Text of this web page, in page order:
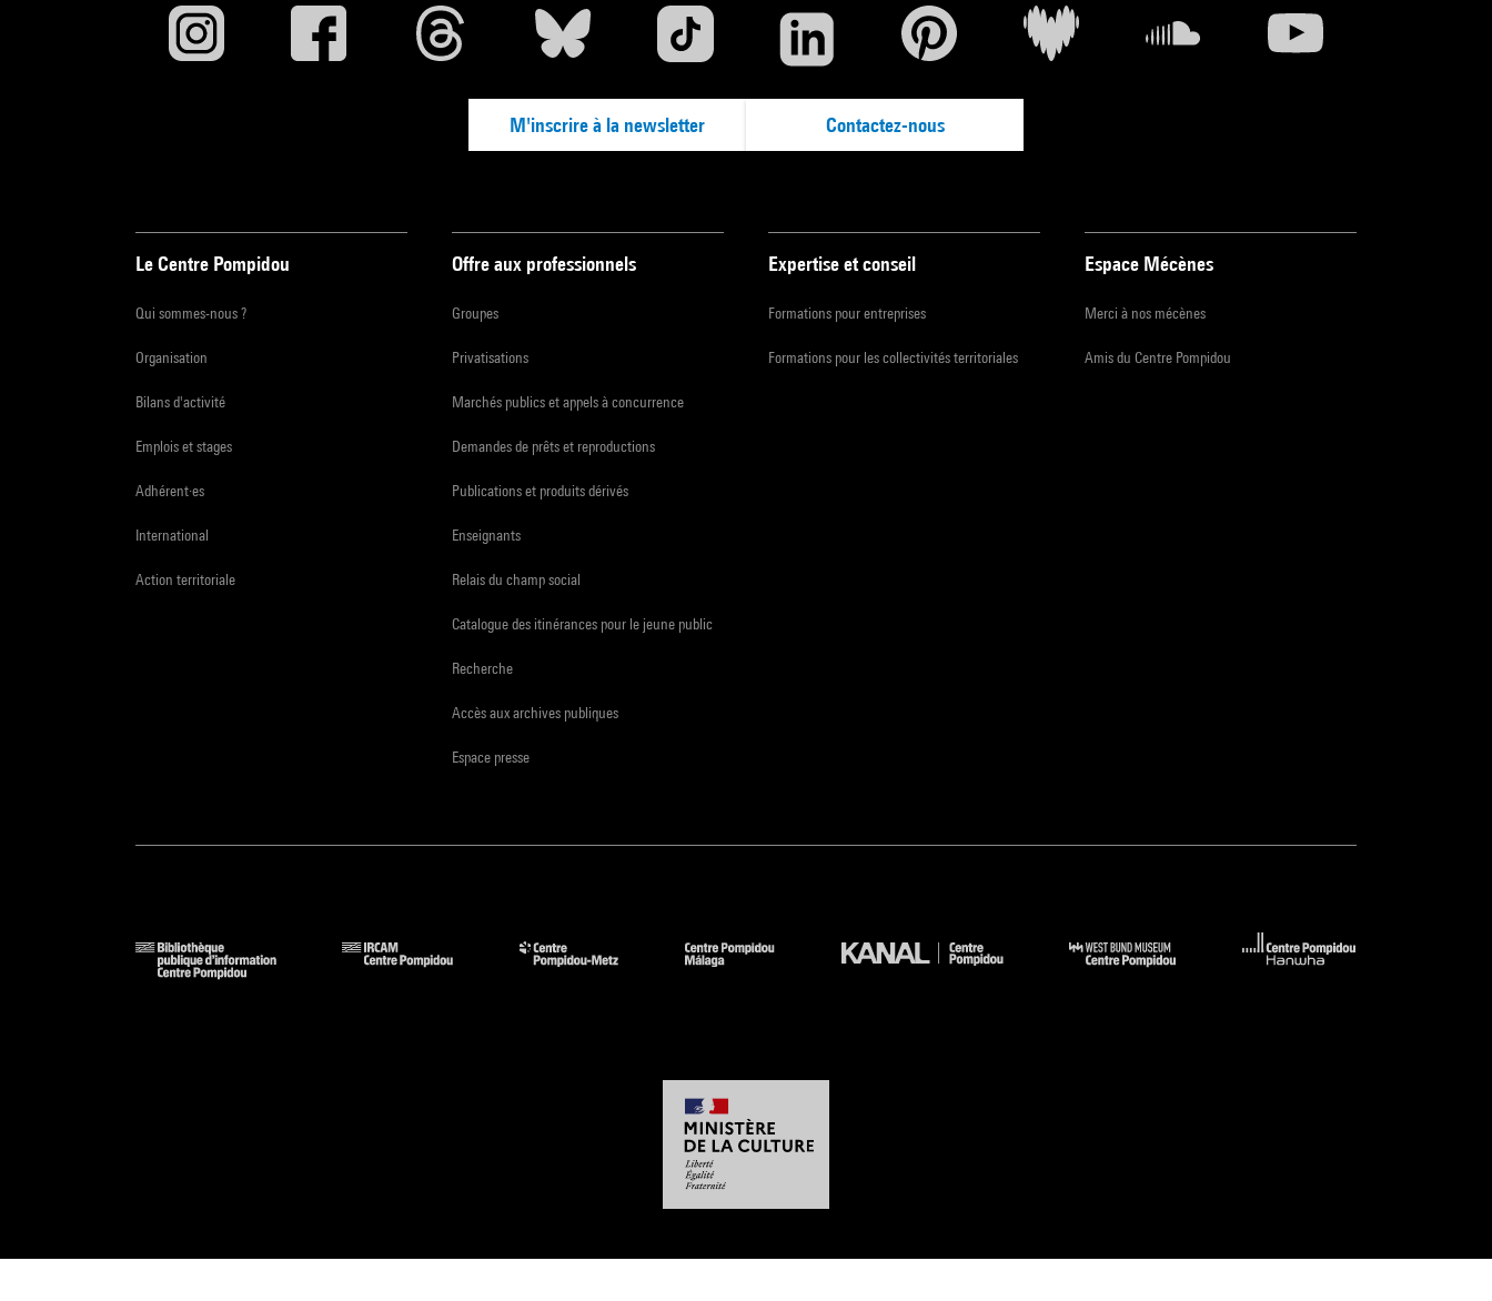
M'inscrire à la newsletter Contactez-nous
Le Centre Pompidou
Qui sommes-nous ?
Organisation
Bilans d'activité
Emplois et stages
Adhérent·es
International
Action territoriale
Offre aux professionnels
Groupes
Privatisations
Marchés publics et appels à concurrence
Demandes de prêts et reproductions
Publications et produits dérivés
Enseignants
Relais du champ social
Catalogue des itinérances pour le jeune public
Recherche
Accès aux archives publiques
Espace presse
Expertise et conseil
Formations pour entreprises
Formations pour les collectivités territoriales
Espace Mécènes
Merci à nos mécènes
Amis du Centre Pompidou